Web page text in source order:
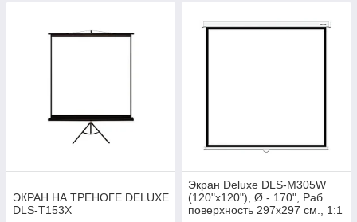
ЭКРАН НА ТРЕНОГЕ DELUXE
DLS-T153X
Экран Deluxe DLS-M305W
(120"х120"), Ø - 170", Раб.
поверхность 297х297 см., 1:1